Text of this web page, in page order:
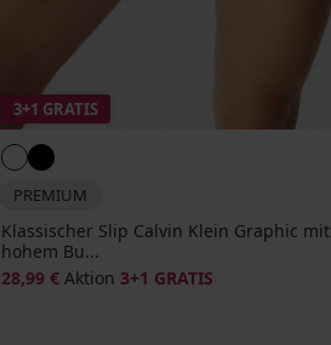
3+1 GRATIS
PREMIUM
Klassischer Slip Calvin Klein Graphic mit
hohem Bu...
28,99 € Aktion 3+1 GRATIS